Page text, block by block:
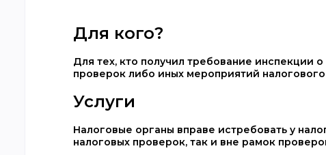
Для кого?
Для тех, кто получил требование инспекции
проверок либо иных мероприятий
Услуги
Налоговые органы вправе истребовать у
налоговых проверок, так и вне рамок